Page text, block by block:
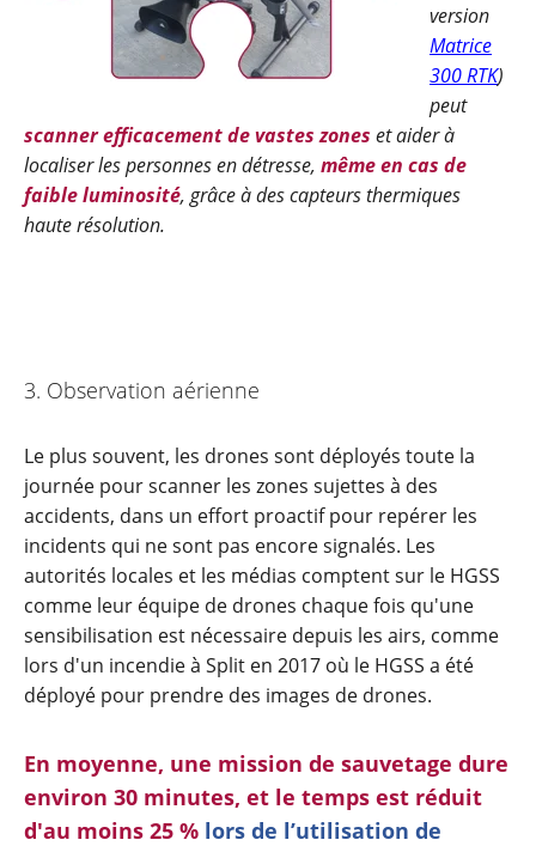
version
Matrice
300 RTK)
peut
scanner efficacement de vastes zones et aider à
localiser les personnes en détresse, même en cas de
faible luminosité, grâce à des capteurs thermiques
haute résolution.
3. Observation aérienne
Le plus souvent, les drones sont déployés toute la
journée pour scanner les zones sujettes à des
accidents, dans un effort proactif pour repérer les
incidents qui ne sont pas encore signalés. Les
autorités locales et les médias comptent sur le HGSS
comme leur équipe de drones chaque fois qu'une
sensibilisation est nécessaire depuis les airs, comme
lors d'un incendie à Split en 2017 où le HGSS a été
déployé pour prendre des images de drones.
En moyenne, une mission de sauvetage dure
environ 30 minutes, et le temps est réduit
d'au moins 25 % lors de l’utilisation de